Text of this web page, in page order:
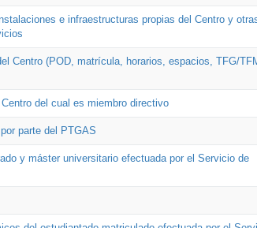
e infraestructuras propias del Centro y
Centro (POD, matrícula, horarios, espacios, TFG/
del cual es miembro directivo
parte del PTGAS
y máster universitario efectuada por el Servicio de